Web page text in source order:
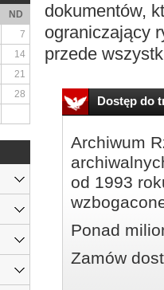
dokumentów,
ograniczający
przede
Dostęp do
Archiwum
od 1993
Ponad
Zamów
ND
7
14
21
28